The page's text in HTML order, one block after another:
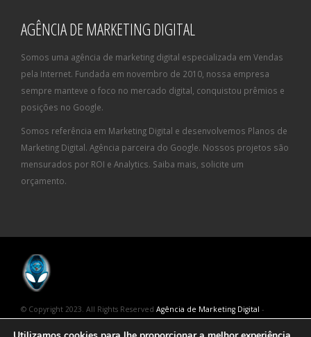
AGÊNCIA DE MARKETING DIGITAL
Somos uma agência de marketing digital especializada em Vendas
pela Internet. Fundada em novembro de 2010, nossa empresa
sempre manteve o foco no mercado digital, conquistou prêmios e
posições no Google.
Somos referência em Marketing Digital e desenvolvemos Planos de
Marketing Digital. Agência parceira do Google. Nossos projetos são
mensurados por ROI e Analytics. Saiba mais, solicite um
orçamento.
© Copyright 2023. All Rights Reserved Agência de Marketing Digital -